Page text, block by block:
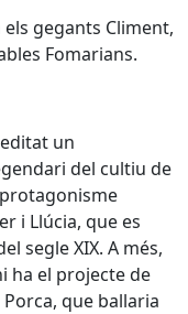
gegants Climent,
Fomarians.
un
del cultiu de
i Llúcia, que es
segle XIX. A més,
ha el projecte de
que ballaria